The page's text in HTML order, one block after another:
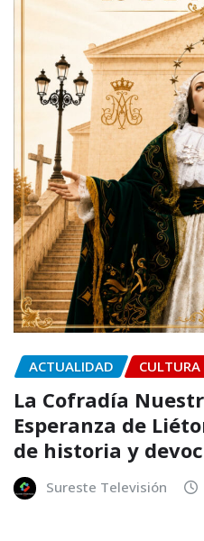
ACTUALIDAD CULTURA
La Cofradía
Esperanza de
de historia y
Sureste Televisión